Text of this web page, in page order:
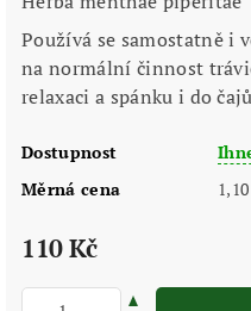
Používá se samostatně i
na normální činnost
relaxaci a spánku i do
Dostupnost
Měrná cena
110 Kč